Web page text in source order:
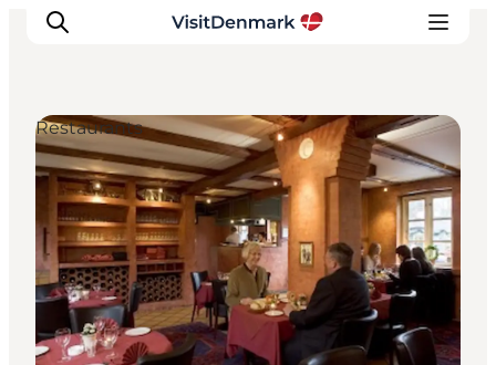
Ispirazioni
Dove andare
Cosa fare
Dove dormire
Pianifica il viaggio
Restaurants